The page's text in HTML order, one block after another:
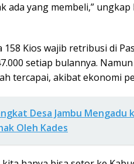
ada yang membeli,”
158 Kios wajib retribusi di
setiap bulannya.
tercapai, akibat ekonomi
Desa Jambu
Oleh Kades